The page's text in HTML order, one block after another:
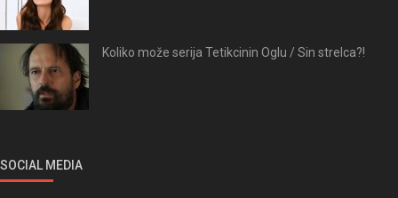
Koliko može serija Tetikcinin Oglu / Sin strelca?!
SOCIAL MEDIA